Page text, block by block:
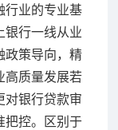
行业的专业基
银行一线从业
政策导向，精
高质量发展若
对银行贷款审
把控。区别于